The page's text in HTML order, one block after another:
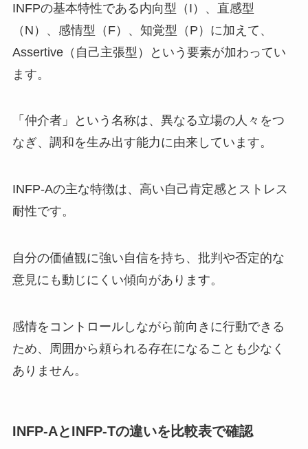
INFPの基本特性である内向型（I）、直感型
（N）、感情型（F）、知覚型（P）に加えて、
Assertive（自己主張型）という要素が加わってい
ます。
「仲介者」という名称は、異なる立場の人々をつ
なぎ、調和を生み出す能力に由来しています。
INFP-Aの主な特徴は、高い自己肯定感とストレス
耐性です。
自分の価値観に強い自信を持ち、批判や否定的な
意見にも動じにくい傾向があります。
感情をコントロールしながら前向きに行動できる
ため、周囲から頼られる存在になることも少なく
ありません。
INFP-AとINFP-Tの違いを比較表で確認